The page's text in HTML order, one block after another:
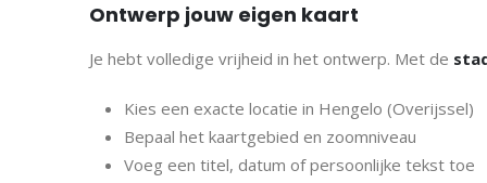
Ontwerp jouw eigen kaart
Je hebt volledige vrijheid in het ontwerp. Met de
Kies een exacte locatie in Hengelo (Overijssel)
Bepaal het kaartgebied en zoomniveau
Voeg een titel, datum of persoonlijke tekst toe